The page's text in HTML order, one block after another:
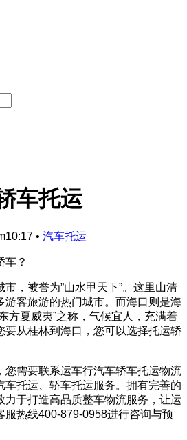
车托运
• 汽车托运
车？
，被誉为”山水甲天下”。这里山清
游客旅游的热门城市。而海口则是海
方夏威夷”之称，气候宜人，充满着
要从桂林到海口，您可以选择托运轿
您需要联系运车行汽车轿车托运物流
车托运、轿车托运服务。拥有完善的
力于打造高品质整车物流服务，让运
服热线400-879-0958进行咨询与预